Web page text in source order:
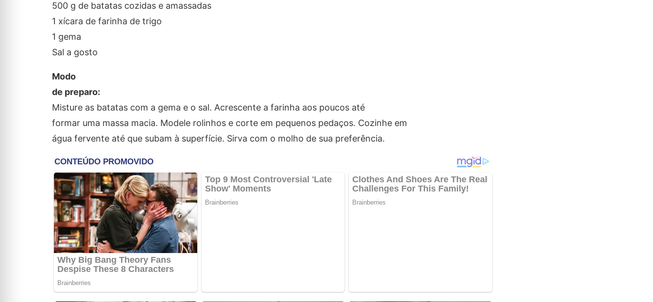
500 g de batatas cozidas e amassadas
1 xícara de farinha de trigo
1 gema
Sal a gosto
Modo
de preparo:
Misture as batatas com a gema e o sal. Acrescente a farinha aos poucos até
formar uma massa macia. Modele rolinhos e corte em pequenos pedaços. Cozinhe em
água fervente até que subam à superfície. Sirva com o molho de sua preferência.